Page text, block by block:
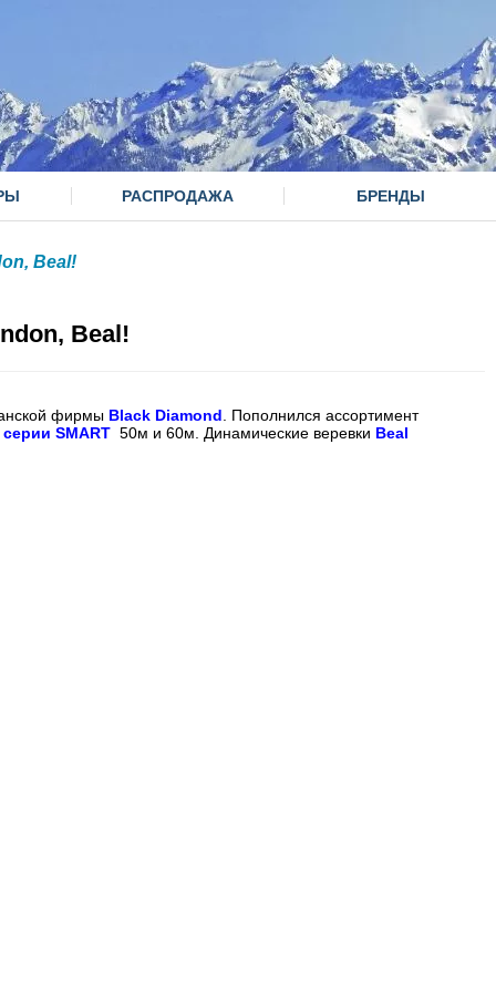
РАСПРОДАЖА БРЕНДЫ
Beal!
Beal!
фирмы Black Diamond . Пополнился ассортимент
SMART 50м и 60м. Динамические веревки Beal